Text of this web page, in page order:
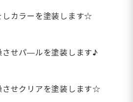
しカラーを塗装します☆
させパ―ルを塗装します♪
させクリアを塗装します☆